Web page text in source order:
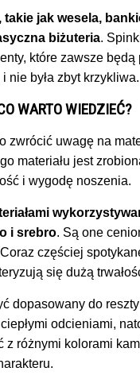
takie jak wesela,
biżuteria.
które zawsze
nie była zbyt krzykliwa.
WARTO WIEDZIEĆ?
zwrócić uwagę na
materiału jest
i wygodę noszenia.
i srebro. Są one
częściej
się dużą
dopasowany do
odcieniami,
z różnymi kolorami